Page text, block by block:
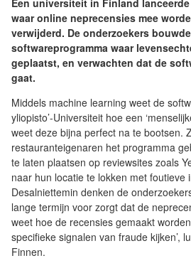
Een universiteit in Finland
waar online neprecensies mee
verwijderd. De onderzoekers
softwareprogramma waar
geplaatst, en verwachten dat de
gaat.
Middels machine learning weet de
yliopisto’-Universiteit hoe een
weet deze bijna perfect na te bootsen.
restauranteigenaren het programma
te laten plaatsen op reviewsites zoals
naar hun locatie te lokken met foutieve
Desalniettemin denken de
lange termijn voor zorgt dat de
weet hoe de recensies gemaakt
specifieke signalen van fraude kijken’,
Finnen.